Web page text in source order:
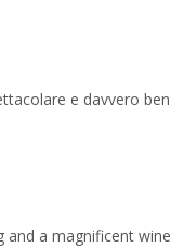
e davvero
a magnificent